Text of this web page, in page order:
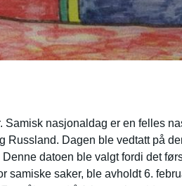
Samisk nasjonaldag er en felles
Russland. Dagen ble vedtatt på
datoen ble valgt fordi det
samiske saker, ble avholdt 6.